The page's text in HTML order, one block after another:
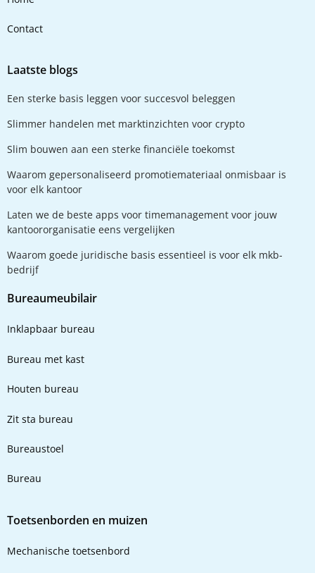
Contact
Laatste blogs
Een sterke basis leggen voor succesvol beleggen
Slimmer handelen met marktinzichten voor crypto
Slim bouwen aan een sterke financiële toekomst
Waarom gepersonaliseerd promotiemateriaal onmisbaar is
voor elk kantoor
Laten we de beste apps voor timemanagement voor jouw
kantoororganisatie eens vergelijken
Waarom goede juridische basis essentieel is voor elk mkb-
bedrijf
Bureaumeubilair
Inklapbaar bureau
Bureau met kast
Houten bureau
Zit sta bureau
Bureaustoel
Bureau
Toetsenborden en muizen
Mechanische toetsenbord